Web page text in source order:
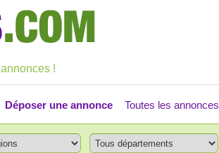
annonces !
Déposer une annonce Toutes les annonces